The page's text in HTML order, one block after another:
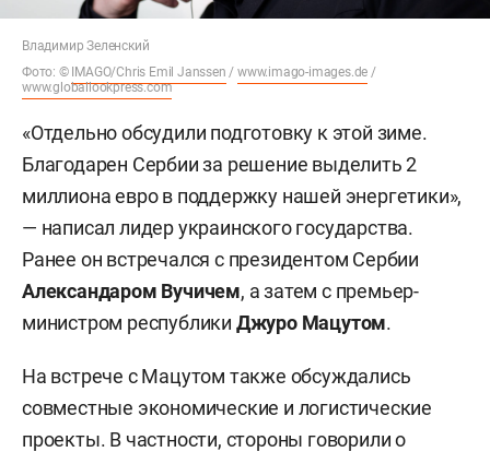
Владимир Зеленский
Фото: © IMAGO/Chris Emil Janssen /www.imago-images.de /
www.globallookpress.com
«Отдельно обсудили подготовку к этой зиме.
Благодарен Сербии за решение выделить 2
миллиона евро в поддержку нашей энергетики»,
— написал лидер украинского государства.
Ранее он встречался с президентом Сербии
Александаром Вучичем, а затем с премьер-
министром республики Джуро Мацутом.
На встрече с Мацутом также обсуждались
совместные экономические и логистические
проекты. В частности, стороны говорили о